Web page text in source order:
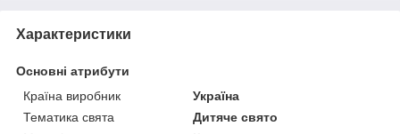
Характеристики
Основні атрибути
Країна виробник
Україна
Тематика свята
Дитяче свято